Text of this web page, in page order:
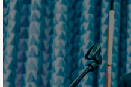
pouvons
en